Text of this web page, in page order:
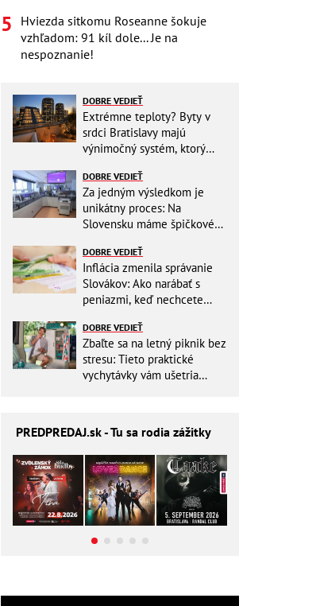
Hviezda sitkomu Roseanne šokuje
vzhľadom: 91 kíl dole... Je na
nespoznanie!
DOBRE VEDIEŤ
Extrémne teploty? Byty v
srdci Bratislavy majú
výnimočný systém, ktorý
DOBRE VEDIEŤ
Za jedným výsledkom je
unikátny proces: Na
Slovensku máme špičkové
DOBRE VEDIEŤ
Inflácia zmenila správanie
Slovákov: Ako narábať s
peniazmi, keď nechcete
DOBRE VEDIEŤ
Zbaľte sa na letný piknik bez
stresu: Tieto praktické
vychytávky vám ušetria
PREDPREDAJ.sk - Tu sa rodia zážitky